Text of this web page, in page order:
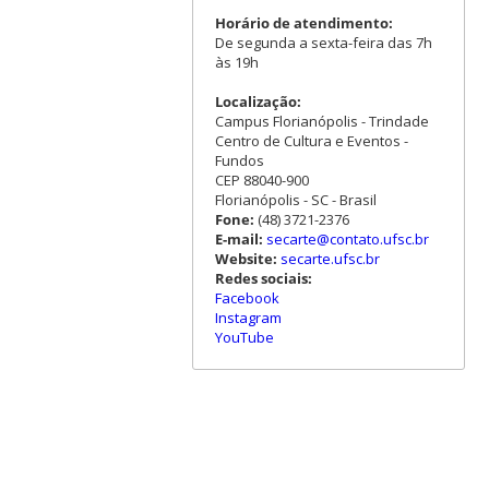
Horário de atendimento:
De segunda a sexta-feira das 7h
às 19h
Localização:
Campus Florianópolis - Trindade
Centro de Cultura e Eventos -
Fundos
CEP 88040-900
Florianópolis - SC - Brasil
Fone: (48) 3721-2376
E-mail: secarte@contato.ufsc.br
Website: secarte.ufsc.br
Redes sociais:
Facebook
Instagram
YouTube